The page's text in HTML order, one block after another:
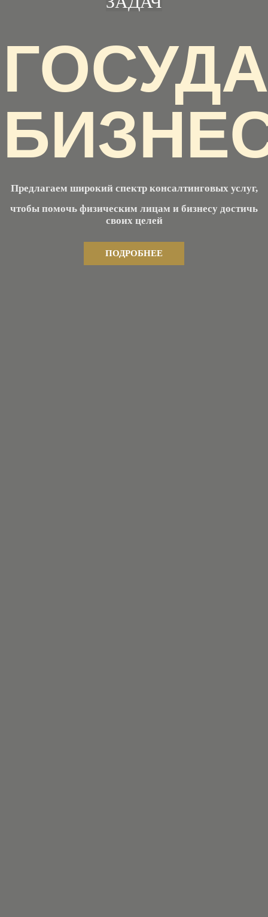
Предлагаем широкий спектр консалтинговых услуг,
чтобы помочь физическим лицам и бизнесу достичь
своих целей
ПОДРОБНЕЕ